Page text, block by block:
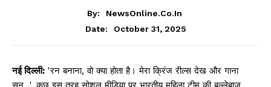
By:
NewsOnline.co.in
Date:
October 31, 2025
नई दिल्ली: 'रन बनाना, वो क्या होता है। मेरा क्रिंज रील्स देख और गाना